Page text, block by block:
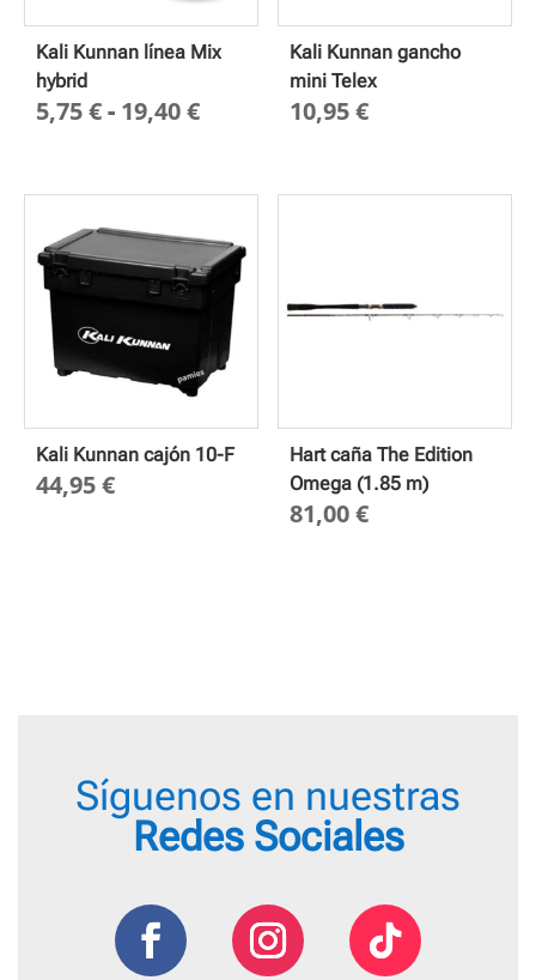
Kali Kunnan línea Mix
hybrid
5,75€- 19,40€Rango
desde
5,75 €
hasta
19,40 €
Kali Kunnan gancho
mini Telex
10,95€
Kali Kunnan cajón 10-F
44,95€
Hart caña The Edition
Omega (1.85 m)
81,00€
Síguenos en nuestras
Redes Sociales